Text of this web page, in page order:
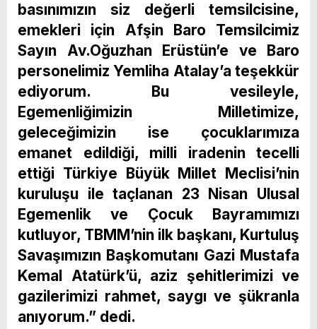
basınımızın siz değerli temsilcisine,
emekleri için Afşin Baro Temsilcimiz
Sayın Av.Oğuzhan Erüstün’e ve Baro
personelimiz Yemliha Atalay’a teşekkür
ediyorum. Bu vesileyle,
Egemenliğimizin Milletimize,
geleceğimizin ise çocuklarımıza
emanet edildiği, milli iradenin tecelli
ettiği Türkiye Büyük Millet Meclisi’nin
kuruluşu ile taçlanan 23 Nisan Ulusal
Egemenlik ve Çocuk Bayramımızı
kutluyor, TBMM’nin ilk başkanı, Kurtuluş
Savaşımızın Başkomutanı Gazi Mustafa
Kemal Atatürk’ü, aziz şehitlerimizi ve
gazilerimizi rahmet, saygı ve şükranla
anıyorum.” dedi.